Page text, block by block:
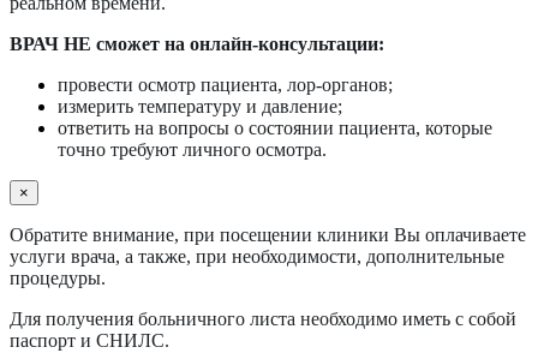
ВРАЧ НЕ сможет на онлайн-консультации:
провести осмотр пациента, лор-органов;
измерить температуру и давление;
ответить на вопросы о состоянии пациента, которые
точно требуют личного осмотра.
×
Обратите внимание, при посещении клиники Вы оплачиваете
услуги врача, а также, при необходимости, дополнительные
процедуры.
Для получения больничного листа необходимо иметь с собой
паспорт и СНИЛС.